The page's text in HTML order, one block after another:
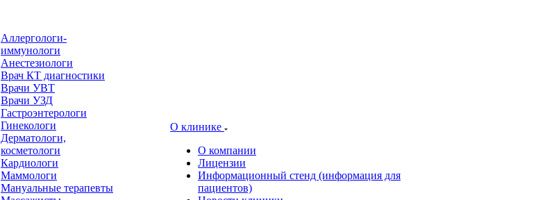
Аллергологи-
иммунологи
Анестезиологи
Врач КТ диагностики
Врачи УВТ
Врачи УЗД
Гастроэнтерологи
Гинекологи
Дерматологи,
косметологи
Кардиологи
Маммологи
Мануальные терапевты
О клинике
О компании
Лицензии
Информационный стенд (информация для
пациентов)